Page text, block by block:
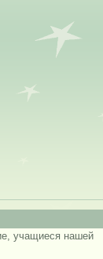
учащиеся нашей